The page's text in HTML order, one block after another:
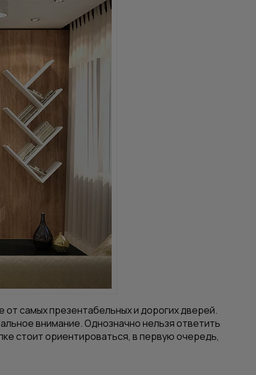
от самых презентабельных и дорогих дверей.
внимание. Однозначно нельзя ответить
стоит ориентироваться, в первую очередь,